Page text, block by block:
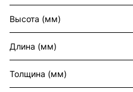
Высота (мм)
Длина (мм)
Толщина (мм)